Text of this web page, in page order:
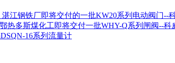
湛江钢铁厂即将交付的一批KW20系列电动阀门--
鄂热多斯煤化工即将交付一批WHY-Q系列闸阀--科
16系列流量计